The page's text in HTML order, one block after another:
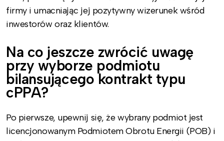
firmy i umacniając jej pozytywny wizerunek wśród
inwestorów oraz klientów.
Na co jeszcze zwrócić uwagę
przy wyborze podmiotu
bilansującego kontrakt typu
cPPA?
Po pierwsze, upewnij się, że wybrany podmiot jest
licencjonowanym Podmiotem Obrotu Energii (POB) i